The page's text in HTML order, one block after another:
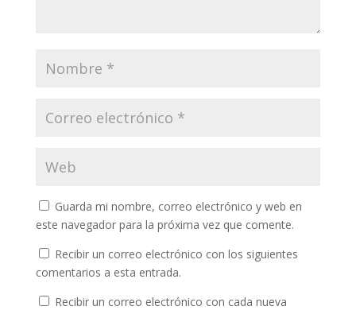
Guarda mi nombre, correo electrónico y web en
este navegador para la próxima vez que comente.
Recibir un correo electrónico con los siguientes
comentarios a esta entrada.
Recibir un correo electrónico con cada nueva